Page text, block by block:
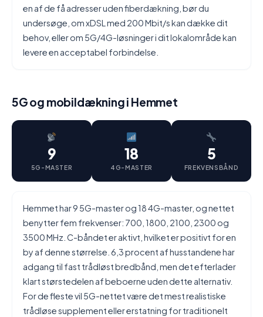
en af de få adresser uden fiberdækning, bør du
undersøge, om xDSL med 200 Mbit/s kan dække dit
behov, eller om 5G/4G-løsninger i dit lokalområde kan
levere en acceptabel forbindelse.
5G og mobildækning i Hemmet
9
5G-MASTER
18
4G-MASTER
5
FREKVENSBÅND
Hemmet har 9 5G-master og 18 4G-master, og nettet
benytter fem frekvenser: 700, 1800, 2100, 2300 og
3500 MHz. C-båndet er aktivt, hvilket er positivt for en
by af denne størrelse. 6,3 procent af husstandene har
adgang til fast trådløst bredbånd, men det efterlader
klart størstedelen af beboerne uden dette alternativ.
For de fleste vil 5G-nettet være det mest realistiske
trådløse supplement eller erstatning for traditionelt